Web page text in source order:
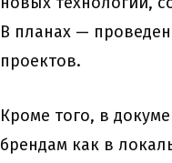
В планах —
проектов.
Кроме того, в
брендам как в